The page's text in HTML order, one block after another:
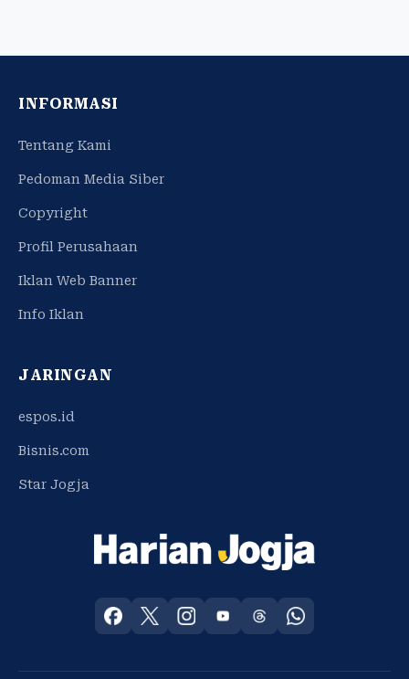
INFORMASI
Tentang Kami
Pedoman Media Siber
Copyright
Profil Perusahaan
Iklan Web Banner
Info Iklan
JARINGAN
espos.id
Bisnis.com
Star Jogja